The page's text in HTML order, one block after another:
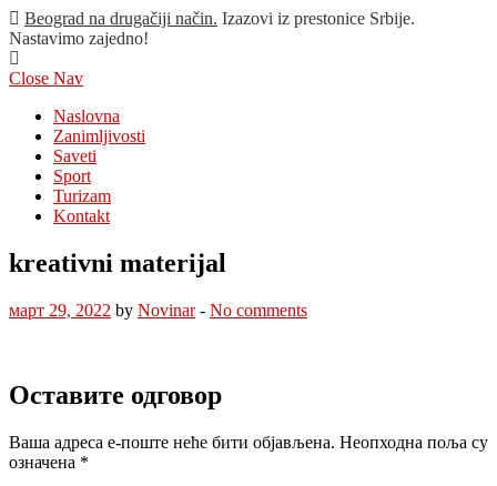
Beograd na drugačiji način. Izazovi iz prestonice Srbije.
Nastavimo zajedno!
Close Nav
Naslovna
Zanimljivosti
Saveti
Sport
Turizam
Kontakt
kreativni materijal
март 29, 2022 by Novinar- No comments
Оставите одговор
Ваша адреса е-поште неће бити објављена. Неопходна поља су
означена *